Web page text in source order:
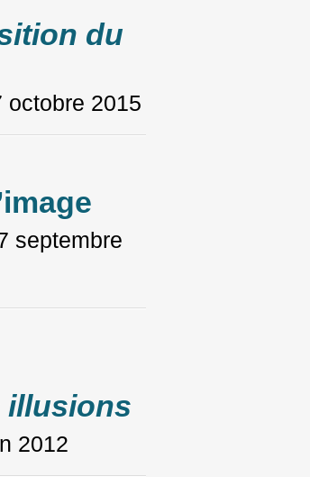
du
octobre 2015
septembre
illusions
2012